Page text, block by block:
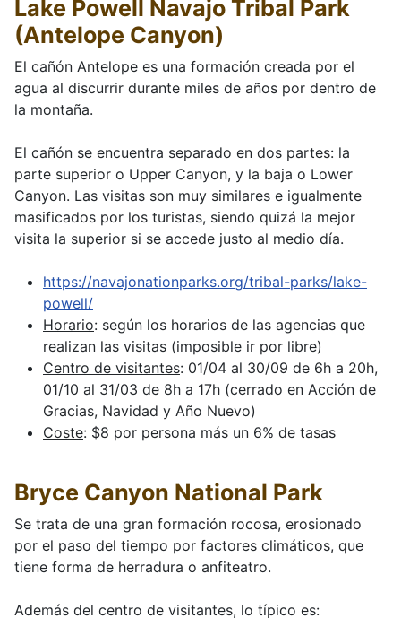
Lake Powell Navajo Tribal Park
(Antelope Canyon)
El cañón Antelope es una formación creada por el
agua al discurrir durante miles de años por dentro de
la montaña.
El cañón se encuentra separado en dos partes: la
parte superior o Upper Canyon, y la baja o Lower
Canyon. Las visitas son muy similares e igualmente
masificados por los turistas, siendo quizá la mejor
visita la superior si se accede justo al medio día.
https://navajonationparks.org/tribal-parks/lake-
powell/
Horario: según los horarios de las agencias que
realizan las visitas (imposible ir por libre)
Centro de visitantes: 01/04 al 30/09 de 6h a 20h,
01/10 al 31/03 de 8h a 17h (cerrado en Acción de
Gracias, Navidad y Año Nuevo)
Coste: $8 por persona más un 6% de tasas
Bryce Canyon National Park
Se trata de una gran formación rocosa, erosionado
por el paso del tiempo por factores climáticos, que
tiene forma de herradura o anfiteatro.
Además del centro de visitantes, lo típico es: